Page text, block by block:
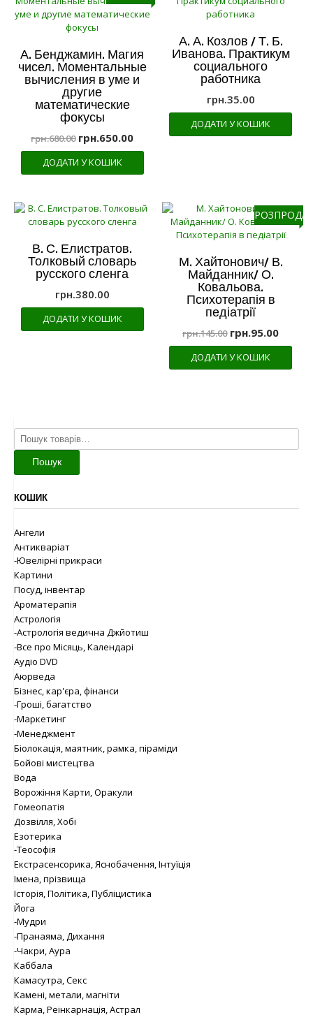
А. Бенджамин. Магия
чисел. Моментальные
вычисления в уме и
другие
математические
фокусы
грн.680.00 грн.650.00
ДОДАТИ У КОШИК
А. А. Козлов / Т. Б.
Иванова. Практикум
социального
работника
грн.35.00
ДОДАТИ У КОШИК
В. С. Елистратов.
Толковый словарь
русского сленга
грн.380.00
ДОДАТИ У КОШИК
М. Хайтонович/ В.
Майданник/ О.
Ковальова.
Психотерапія в
педіатрії
грн.145.00 грн.95.00
ДОДАТИ У КОШИК
Шукати:
Пошук
КОШИК
Ангели
Антикваріат
-Ювелірні прикраси
Картини
Посуд, інвентар
Ароматерапія
Астрологія
-Астрологія ведична Джйотиш
-Все про Місяць, Календарі
Аудіо DVD
Аюрведа
Бізнес, кар'єра, фінанси
-Гроші, багатство
-Маркетинг
-Менеджмент
Біолокація, маятник, рамка, піраміди
Бойові мистецтва
Вода
Ворожіння Карти, Оракули
Гомеопатія
Дозвілля, Хобі
Езотерика
-Теософія
Екстрасенсорика, Яснобачення, Інтуїція
Імена, прізвища
Історія, Політика, Публіцистика
Йога
-Мудри
-Пранаяма, Дихання
-Чакри, Аура
Каббала
Камасутра, Секс
Камені, метали, магніти
Карма, Реінкарнація, Астрал